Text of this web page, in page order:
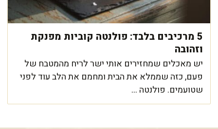
5 מרכיבים בלבד: פולנטה קוביות מפנקת
וזהובה
יש מאכלים שמחזירים אותי ישר לריח מהמטבח של
פעם, כזה שממלא את הבית ומחמם את הלב עוד לפני
שטועמים. פולנטה ...